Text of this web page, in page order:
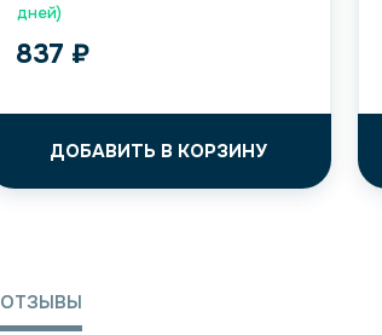
дней)
837 ₽
ДОБАВИТЬ В КОРЗИНУ
ОТЗЫВЫ